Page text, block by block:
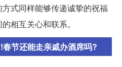
式同样能够传递诚挚的祝福
相互关心和联系。
节还能走亲戚办酒席吗?